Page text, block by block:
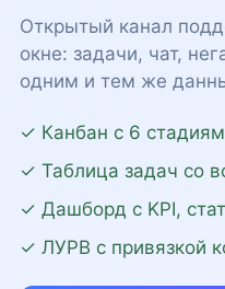
Открытый канал
окне: задачи, чат,
одним и тем же
✓ Канбан с 6
✓ Таблица задач со
✓ Дашборд с KPI,
✓ ЛУРВ с привязкой